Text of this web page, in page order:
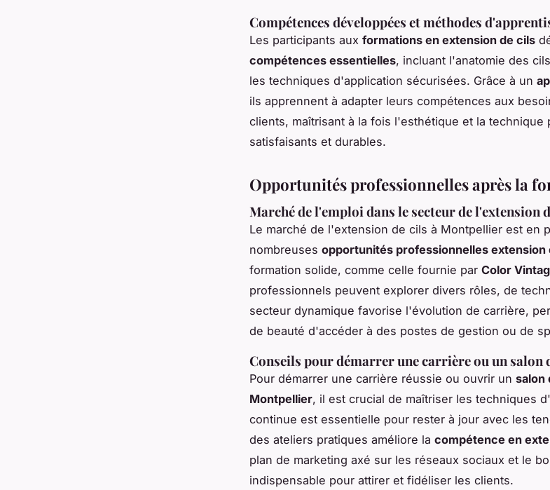
Compétences développées et méthodes
Les participants aux formations en extension de cils
compétences essentielles, incluant l'anatomie des
les techniques d'application sécurisées. Grâce à un
ils apprennent à adapter leurs compétences aux
clients, maîtrisant à la fois l'esthétique et la technique
satisfaisants et durables.
Opportunités professionnelles après la
Marché de l'emploi dans le secteur de l'extension
Le marché de l'extension de cils à Montpellier est en
nombreuses opportunités professionnelles extension
formation solide, comme celle fournie par Color
professionnels peuvent explorer divers rôles, de
secteur dynamique favorise l'évolution de carrière,
de beauté d'accéder à des postes de gestion ou de
Conseils pour démarrer une carrière ou un salon
Pour démarrer une carrière réussie ou ouvrir un salon
Montpellier, il est crucial de maîtriser les techniques
continue est essentielle pour rester à jour avec les
des ateliers pratiques améliore la compétence en
plan de marketing axé sur les réseaux sociaux et le
indispensable pour attirer et fidéliser les clients.